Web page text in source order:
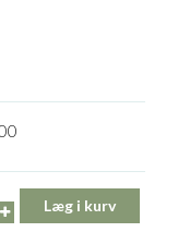
Læg i kurv